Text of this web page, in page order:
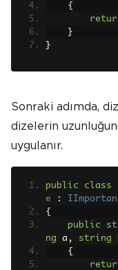
{
}
}
Sonraki adımda,
dizelerin
uygulanır.
public class
e
:
{
public
ng a , string
{